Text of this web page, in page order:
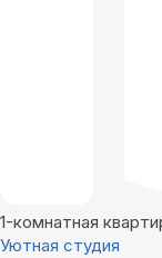
1-комнатная
Уютная студия